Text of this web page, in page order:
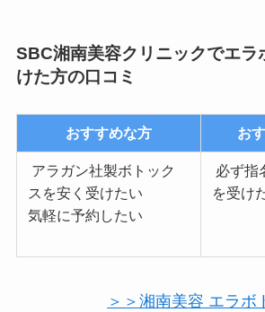
SBC湘南美容クリニックでエラ
けた方の口コミ
おすすめな方 お
アラガン社製ボトック
スを安く受けたい
気軽に予約したい
必ず指
を受け
＞＞湘南美容 エラボ